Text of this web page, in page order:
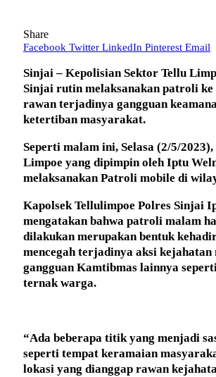
Share
Facebook Twitter LinkedIn Pinterest Email
Sinjai – Kepolisian Sektor Tellu
Sinjai rutin melaksanakan patroli
rawan terjadinya gangguan
ketertiban masyarakat.
Seperti malam ini, Selasa (2/5/2023),
Limpoe yang dipimpin oleh Iptu
melaksanakan Patroli mobile di
Kapolsek Tellulimpoe Polres Sinjai
mengatakan bahwa patroli malam
dilakukan merupakan bentuk
mencegah terjadinya aksi kejahatan
gangguan Kamtibmas lainnya
ternak warga.
“Ada beberapa titik yang menjadi
seperti tempat keramaian
lokasi yang dianggap rawan